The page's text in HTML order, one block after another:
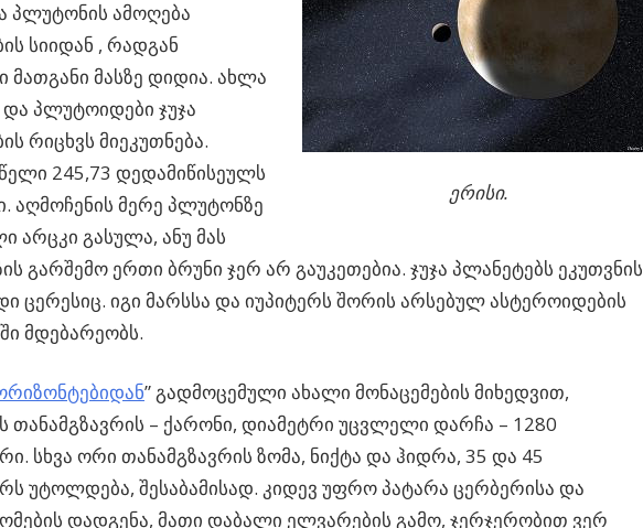
ერისი.
პლუტონის ამოღება
სიიდან , რადგან
მათგანი მასზე დიდია. ახლა
პლუტოიდები ჯუჯა
რიცხვს მიეკუთნება.
245,73 დედამიწისეულს
აღმოჩენის მერე პლუტონზე
არცკი გასულა, ანუ მას
გარშემო ერთი ბრუნი ჯერ არ გაუკეთებია. ჯუჯა პლანეტებს ეკუთვნის
ცერესიც. იგი მარსსა და იუპიტერს შორის არსებულ ასტეროიდების
მდებარეობს.
” გადმოცემული ახალი მონაცემების მიხედვით,
თანამგზავრის – ქარონი, დიამეტრი უცვლელი დარჩა – 1280
სხვა ორი თანამგზავრის ზომა, ნიქტა და ჰიდრა, 35 და 45
უტოლდება, შესაბამისად. კიდევ უფრო პატარა ცერბერისა და
დადგენა, მათი დაბალი ელვარების გამო, ჯერჯერობით ვერ